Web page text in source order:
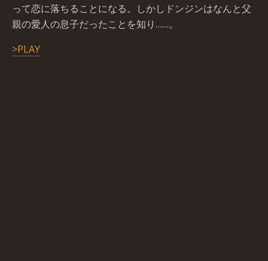
って恋に落ちることになる。しかしドンジンはなんと父
親の愛人の息子だったことを知り……。
>PLAY